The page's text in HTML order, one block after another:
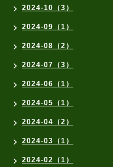
2024-10（3）
2024-09（1）
2024-08（2）
2024-07（3）
2024-06（1）
2024-05（1）
2024-04（2）
2024-03（1）
2024-02（1）